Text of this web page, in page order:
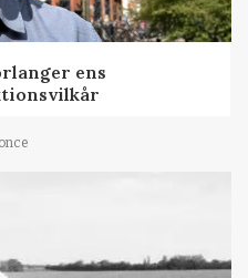
ens